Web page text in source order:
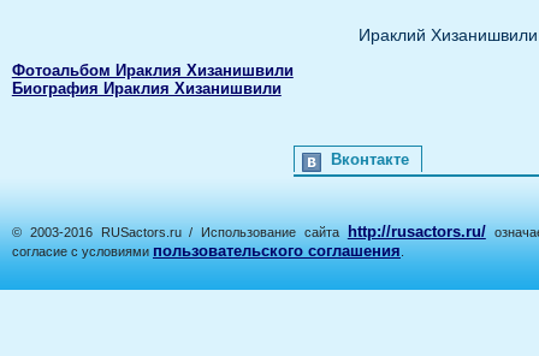
Ираклий
Фотоальбом Ираклия Хизанишвили
Биография Ираклия Хизанишвили
Вконтакте
© 2003-2016 RUSactors.ru / Использование сайта http://rusactors.ru/
согласие с условиями пользовательского соглашения